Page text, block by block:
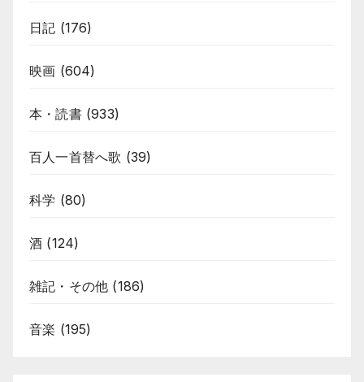
日記 (176)
映画 (604)
本・読書(933)
百人一首替へ歌 (39)
科学 (80)
酒 (124)
雑記・その他 (186)
音楽 (195)